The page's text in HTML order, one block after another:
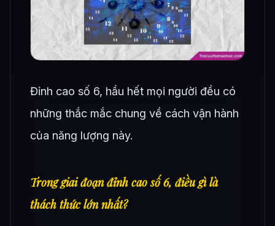
Đỉnh cao số 6, hầu hết mọi người đều có
những thắc mắc chung về cách vận hành
của năng lượng này.
Trong giai đoạn đỉnh cao số 6, điều gì là
thách thức lớn nhất?